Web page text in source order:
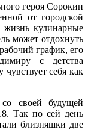
героя Сорокин
от городской
кулинарные
может отдохнуть
график, его
с детства
себя как
своей будущей
Так по сей день
близняшки две